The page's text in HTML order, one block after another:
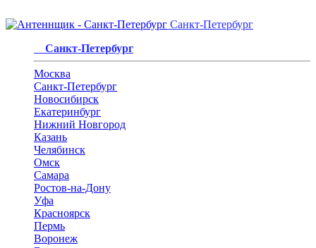
Санкт-Петербург
Санкт-Петербург
Москва
Санкт-Петербург
Новосибирск
Екатеринбург
Нижний Новгород
Казань
Челябинск
Омск
Самара
Ростов-на-Дону
Уфа
Красноярск
Пермь
Воронеж